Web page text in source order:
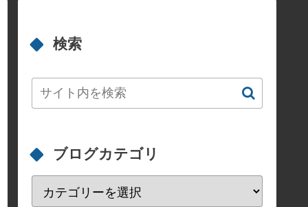
検索
ブログカテゴリ